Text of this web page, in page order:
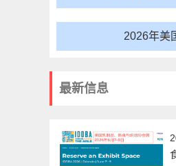
2026年美
最新信息